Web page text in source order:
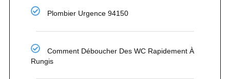
Plombier Urgence 94150
Comment Déboucher Des WC Rapidement À
Rungis